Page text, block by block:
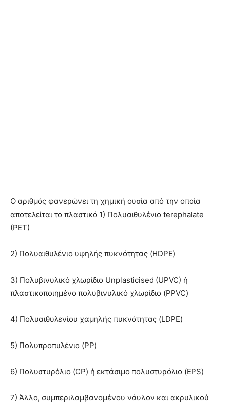
Ο αριθμός φανερώνει τη χημική ουσία από την οποία
αποτελείται το πλαστικό 1) Πολυαιθυλένιο terephalate
(PET)
2) Πολυαιθυλένιο υψηλής πυκνότητας (HDPE)
3) Πολυβινυλικό χλωρίδιο Unplasticised (UPVC) ή
πλαστικοποιημένο πολυβινυλικό χλωρίδιο (PPVC)
4) Πολυαιθυλενίου χαμηλής πυκνότητας (LDPE)
5) Πολυπροπυλένιο (PP)
6) Πολυστυρόλιο (CP) ή εκτάσιμο πολυστυρόλιο (EPS)
7) Άλλο, συμπεριλαμβανομένου νάυλον και ακρυλικού